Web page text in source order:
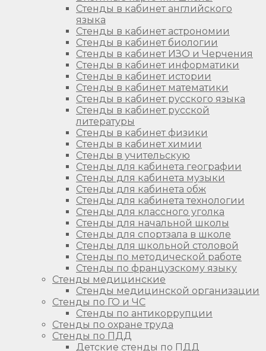
Стенды в кабинет английского
языка
Стенды в кабинет астрономии
Стенды в кабинет биологии
Стенды в кабинет ИЗО и Черчения
Стенды в кабинет информатики
Стенды в кабинет истории
Стенды в кабинет математики
Стенды в кабинет русского языка
Стенды в кабинет русской
литературы
Стенды в кабинет физики
Стенды в кабинет химии
Стенды в учительскую
Стенды для кабинета географии
Стенды для кабинета музыки
Стенды для кабинета обж
Стенды для кабинета технологии
Стенды для классного уголка
Стенды для начальной школы
Стенды для спортзала в школе
Стенды для школьной столовой
Стенды по методической работе
Стенды по французскому языку
Стенды медицинские
Стенды медицинской организации
Стенды по ГО и ЧС
Стенды по антикоррупции
Стенды по охране труда
Стенды по ПДД
Детские стенды по ПДД